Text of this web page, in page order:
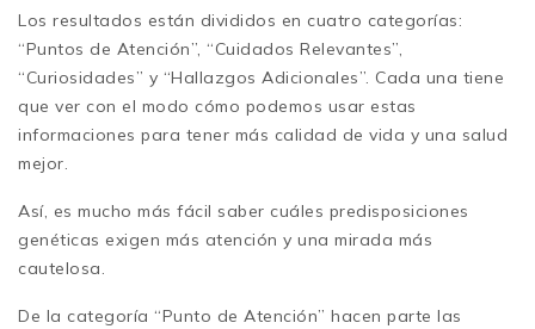
Los resultados están divididos en cuatro categorías:
“Puntos de Atención”, “Cuidados Relevantes”,
“Curiosidades” y “Hallazgos Adicionales”. Cada una tiene
que ver con el modo cómo podemos usar estas
informaciones para tener más calidad de vida y una salud
mejor.
Así, es mucho más fácil saber cuáles predisposiciones
genéticas exigen más atención y una mirada más
cautelosa.
De la categoría “Punto de Atención” hacen parte las